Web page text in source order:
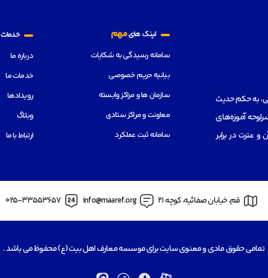
به حکم حدیث
آموزه‌های
قرآن و عترت در برابر
لینک هایمهم
سامانه رسیدگی به شکایات
بیانیه حریم خصوصی
سازمان ها و مراکز وابسته
معاونت و مراکز ستادی
سامانه ثبت عملکرد
خدمات
درباره ما
خدمات ما
رویدادها
وبلاگ
ارتباط با ما
قم، خیابان صفائیه، کوچه 21 info@maaref.org
025-33553657
تمامی حقوق مادی و معنوی سایت برای موسسه معارف اهل بیت (ع) محفوظ می باشد .